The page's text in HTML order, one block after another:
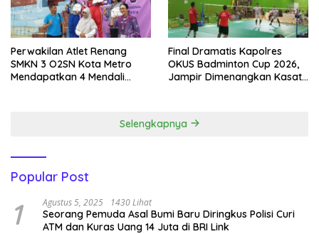
Perwakilan Atlet Renang
SMKN 3 O2SN Kota Metro
Mendapatkan 4 Mendali
Final Dramatis Kapolres
OKUS Badminton Cup 2026,
Jampir Dimenangkan Kasat
Selengkapnya
Popular Post
1 Agustus 5, 2025 1430 Lihat
Seorang Pemuda Asal Bumi Baru Diringkus Polisi Curi
ATM dan Kuras Uang 14 Juta di BRI Link